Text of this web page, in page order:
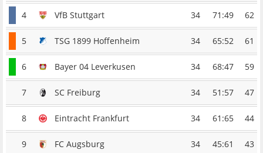
4 VfB Stuttgart 34 71:49 62
5 TSG 1899 Hoffenheim 34 65:52 61
6 Bayer 04 Leverkusen 34 68:47 59
7 SC Freiburg 34 51:57 47
8 Eintracht Frankfurt 34 61:65 44
9 FC Augsburg 34 45:61 43